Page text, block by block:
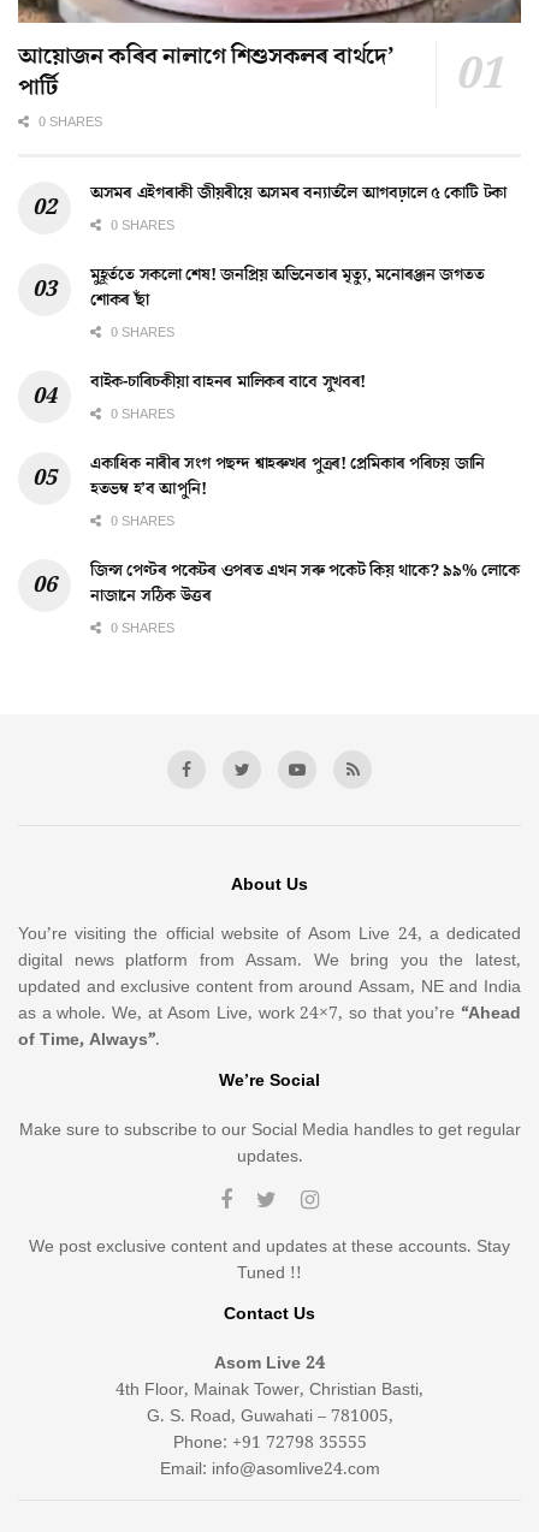
আয়োজন কৰিব নালাগে শিশুসকলৰ বাৰ্থদে’
পাৰ্টি
0 SHARES
অসমৰ এইগৰাকী জীয়ৰীয়ে অসমৰ বন্যাৰ্তলৈ আগবঢ়ালে ৫ কোটি টকা
0 SHARES
মুহূৰ্ততে সকলো শেষ! জনপ্ৰিয় অভিনেতাৰ মৃত্যু, মনোৰঞ্জন জগতত
শোকৰ ছাঁ
0 SHARES
বাইক-চাৰিচকীয়া বাহনৰ মালিকৰ বাবে সুখবৰ!
0 SHARES
একাধিক নাৰীৰ সংগ পছন্দ শ্বাহৰুখৰ পুত্ৰৰ! প্ৰেমিকাৰ পৰিচয় জানি
হতভম্ব হ’ব আপুনি!
0 SHARES
জিন্স পেণ্টৰ পকেটৰ ওপৰত এখন সৰু পকেট কিয় থাকে? ৯৯% লোকে
নাজানে সঠিক উত্তৰ
0 SHARES
About Us
You’re visiting the official website of Asom Live 24, a dedicated
digital news platform from Assam. We bring you the latest,
updated and exclusive content from around Assam, NE and India
as a whole. We, at Asom Live, work 24×7, so that you’re “Ahead
of Time, Always”.
We’re Social
Make sure to subscribe to our Social Media handles to get regular
updates.
We post exclusive content and updates at these accounts. Stay
Tuned !!
Contact Us
Asom Live 24
4th Floor, Mainak Tower, Christian Basti,
G. S. Road, Guwahati – 781005,
Phone: +91 72798 35555
Email: info@asomlive24.com